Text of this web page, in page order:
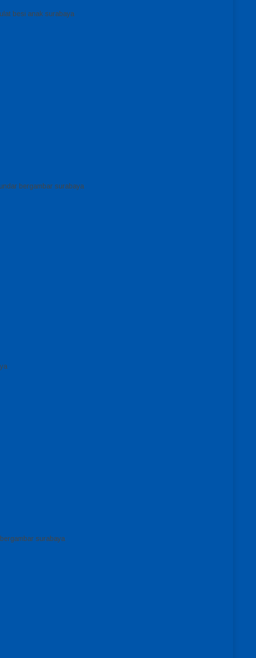
besi anak surabaya
bergambar surabaya
surabaya